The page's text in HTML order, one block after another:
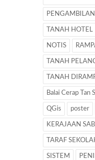
TANAH HOTEL
NOTIS
TANAH
TANAH
Balai Cerap Tan
QGis poster
KERAJAAN
TARAF
SISTEM